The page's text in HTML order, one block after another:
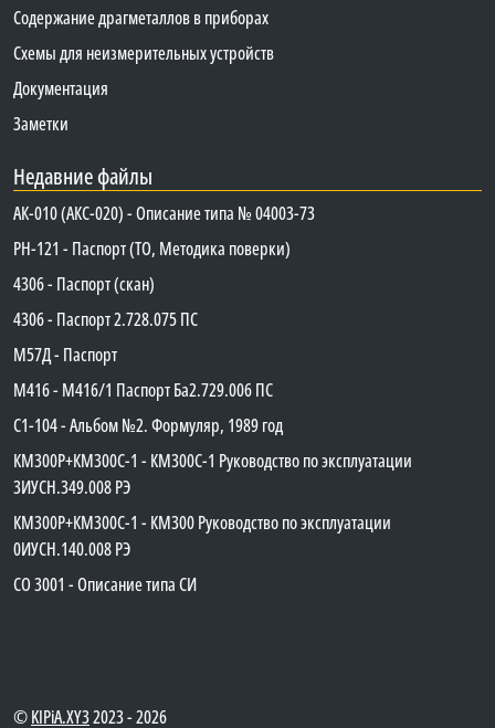
Содержание драгметаллов в приборах
Схемы для неизмерительных устройств
Документация
Заметки
Недавние файлы
АК-010 (АКС-020) - Описание типа № 04003-73
PH-121 - Паспорт (ТО, Методика поверки)
4306 - Паспорт (скан)
4306 - Паспорт 2.728.075 ПС
М57Д - Паспорт
М416 - М416/1 Паспорт Ба2.729.006 ПС
C1-104 - Альбом №2. Формуляр, 1989 год
КМ300Р+КМ300С-1 - КМ300C-1 Руководство по эксплуатации
3ИУСН.349.008 РЭ
КМ300Р+КМ300С-1 - КМ300 Руководство по эксплуатации
0ИУСН.140.008 РЭ
СО 3001 - Описание типа СИ
©KIPiA.XY32023 - 2026